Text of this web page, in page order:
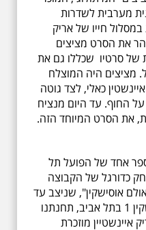
מערבית לשדרות
חייו של אריק
ביים אורי זוהר את הסרט מציצים
של סרטיו שכללו גם את
מציצים היה המוצלח
כאלי, לצד גוטה
החוף. עד היום מנציח
את הסרט המיוחד הזה.
אחד של הפועל תל
כדורגל של הקבוצה
אוסישקין", שניצב עד
לפני מספר שנים ברחוב אוסישקין 1 בתל אביב, תחנתנו
איינשטיין מוזכרת